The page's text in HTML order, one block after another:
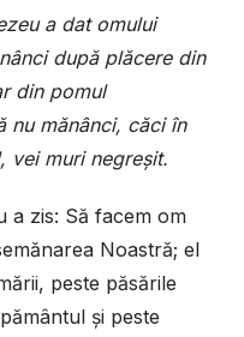
a dat omului
după plăcere din
din pomul
nu mănânci, căci în
vei muri negreşit.
a zis: Să facem om
Noastră; el
peste păsările
şi peste